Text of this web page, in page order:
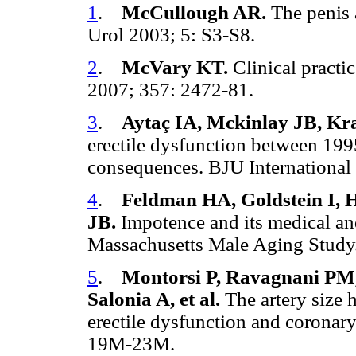
1 . McCullough AR. The penis
Urol 2003; 5: S3-S8.
2. McVary KT. Clinical
2007; 357: 2472-81.
3. Aytaç IA, Mckinlay JB,
erectile dysfunction between
consequences. BJU
4. Feldman HA, Goldstein I,
JB. Impotence and its medical
Massachusetts Male Aging
5. Montorsi P, Ravagnani
Salonia A, et al. The artery size
erectile dysfunction and
19M-23M.